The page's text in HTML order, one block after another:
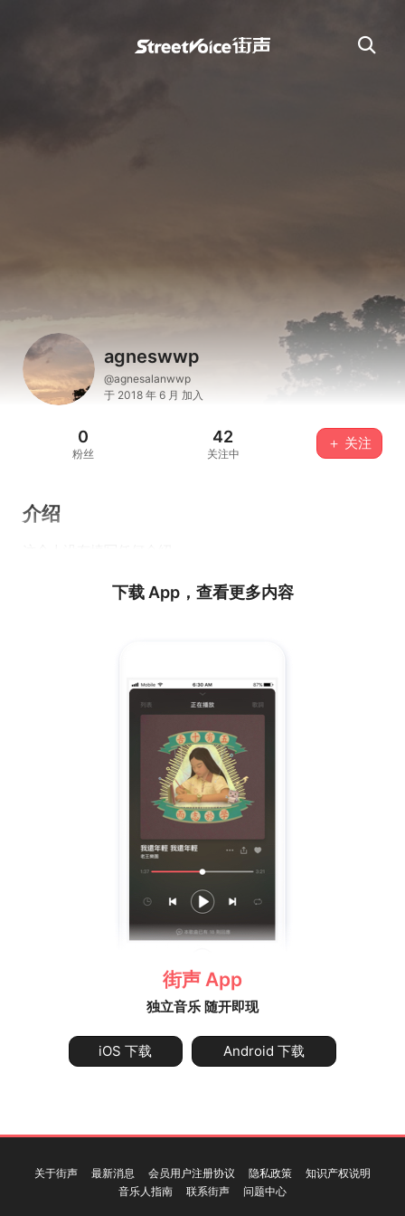
agneswwp
@agnesalanwwp
于 2018 年 6 月 加入
0
粉丝
42
关注中
＋ 关注
介绍
下载 App，查看更多内容
街声 App
独立音乐 随开即现
iOS 下载 Android 下载
关于街声 最新消息 会员用户注册协议 隐私政策
知识产权说明
音乐人指南
联系街声 问题中心